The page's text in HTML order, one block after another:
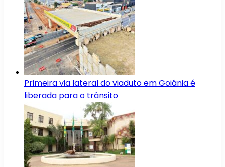
Primeira via lateral do viaduto em Goiânia é
liberada para o trânsito